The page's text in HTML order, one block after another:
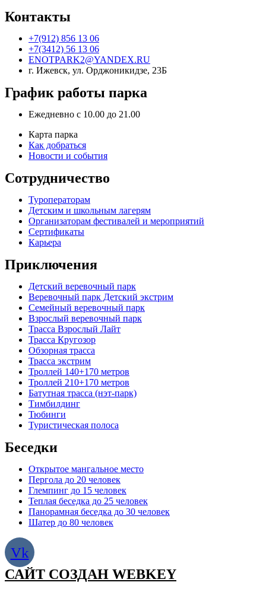
Контакты
+7(912) 856 13 06
+7(3412) 56 13 06
ENOTPARK2@YANDEX.RU
г. Ижевск, ул. Орджоникидзе, 23Б
График работы парка
Ежедневно с 10.00 до 21.00
Карта парка
Как добраться
Новости и события
Сотрудничество
Туроператорам
Детским и школьным лагерям
Организаторам фестивалей и мероприятий
Сертификаты
Карьера
Приключения
Детский веревочный парк
Веревочный парк Детский экстрим
Семейный веревочный парк
Взрослый веревочный парк
Трасса Взрослый Лайт
Трасса Кругозор
Обзорная трасса
Трасса экстрим
Троллей 140+170 метров
Троллей 210+170 метров
Батутная трасса (нэт-парк)
Тимбилдинг
Тюбинги
Туристическая полоса
Беседки
Открытое мангальное место
Пергола до 20 человек
Глемпинг до 15 человек
Теплая беседка до 25 человек
Панорамная беседка до 30 человек
Шатер до 80 человек
Vk
САЙТ СОЗДАН WEBKEY